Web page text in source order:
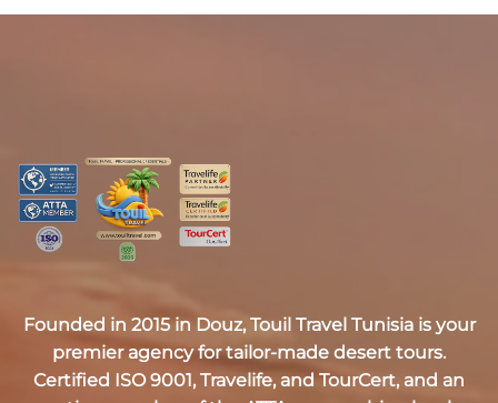
Founded in 2015 in Douz, Touil Travel Tunisiais your
premier agency for tailor-made desert tours.
Certified ISO 9001, Travelife, and TourCert, and an